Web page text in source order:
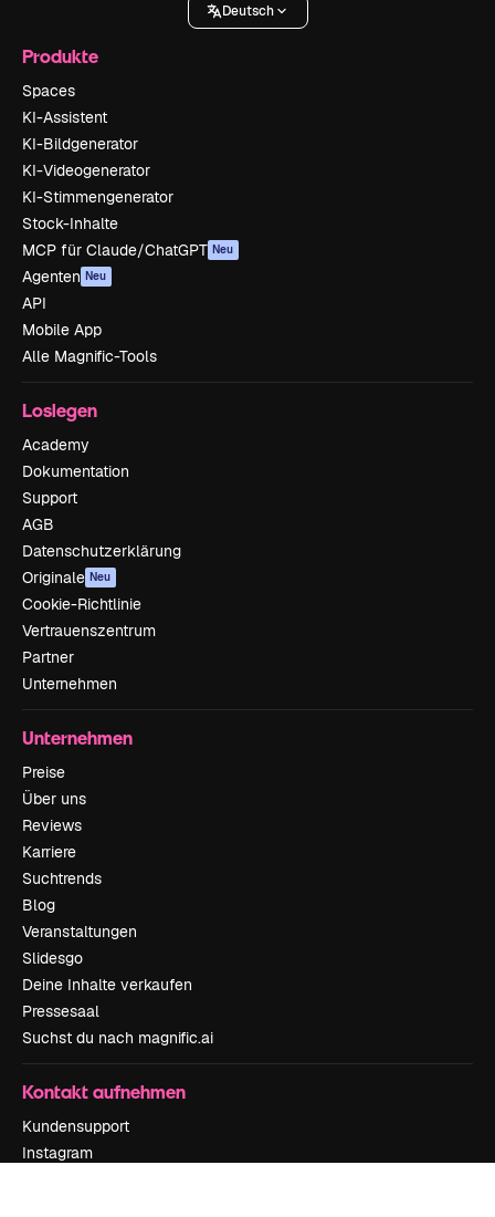
Deutsch
Produkte
Spaces
KI-Assistent
KI-Bildgenerator
KI-Videogenerator
KI-Stimmengenerator
Stock-Inhalte
MCP für Claude/ChatGPT Neu
Agenten Neu
API
Mobile App
Alle Magnific-Tools
Loslegen
Academy
Dokumentation
Support
AGB
Datenschutzerklärung
Originale Neu
Cookie-Richtlinie
Vertrauenszentrum
Partner
Unternehmen
Unternehmen
Preise
Über uns
Reviews
Karriere
Suchtrends
Blog
Veranstaltungen
Slidesgo
Deine Inhalte verkaufen
Pressesaal
Suchst du nach magnific.ai
Kontakt aufnehmen
Kundensupport
Instagram